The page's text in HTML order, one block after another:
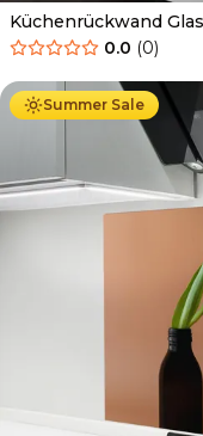
Küchenrückwand
0.0 (0)
Summer Sale
Ab 69.90 € 34.90